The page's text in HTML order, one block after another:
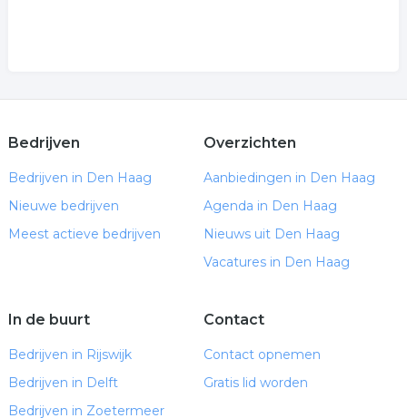
Bedrijven
Bedrijven in Den Haag
Nieuwe bedrijven
Meest actieve bedrijven
Overzichten
Aanbiedingen in Den Haag
Agenda in Den Haag
Nieuws uit Den Haag
Vacatures in Den Haag
In de buurt
Bedrijven in Rijswijk
Bedrijven in Delft
Bedrijven in Zoetermeer
Contact
Contact opnemen
Gratis lid worden